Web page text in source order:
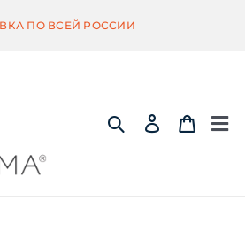
ПО ВСЕЙ РОССИИ